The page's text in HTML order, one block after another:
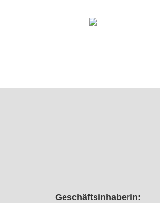
Geschäftsinhaberin: